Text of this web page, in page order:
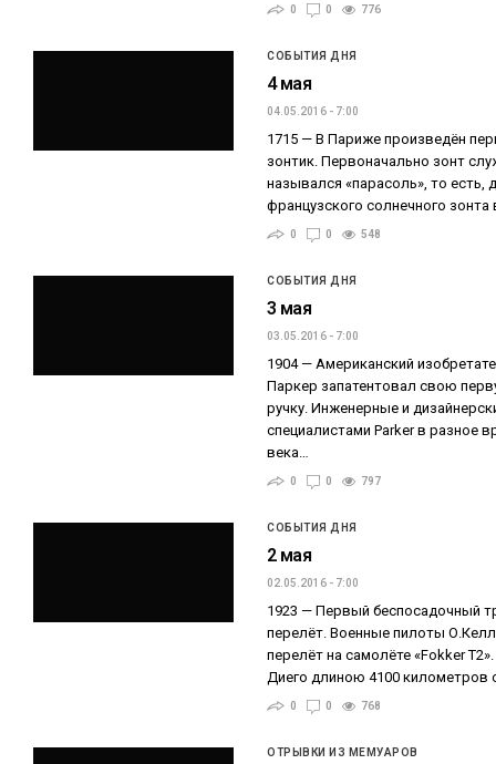
0 0 776
СОБЫТИЯ ДНЯ
4 мая
04.05.2016 - 7:00
1715 — В Париже произведён
зонтик. Первоначально зонт
назывался «парасоль», то есть,
французского солнечного
0 0 548
СОБЫТИЯ ДНЯ
3 мая
03.05.2016 - 7:00
1904 — Американский
Паркер запатентовал свою
ручку. Инженерные и
специалистами Parker в разное
века…
0 0 797
СОБЫТИЯ ДНЯ
2 мая
02.05.2016 - 7:00
1923 — Первый беспосадочный
перелёт. Военные пилоты
перелёт на самолёте «Fokker
Диего длиною 4100 километров
0 0 768
ОТРЫВКИ ИЗ МЕМУАРОВ